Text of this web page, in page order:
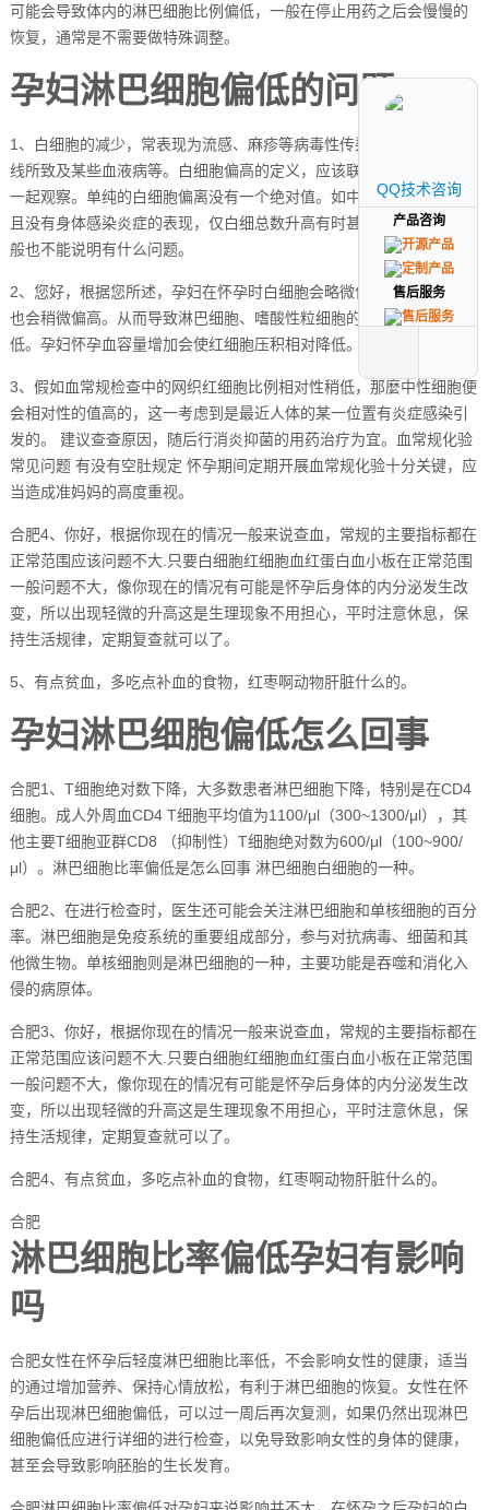
可能会导致体内的淋巴细胞比例偏低，一般在停止用药之后会慢慢的
恢复，通常是不需要做特殊调整。
孕妇淋巴细胞偏低的问题
1、白细胞的减少，常表现为流感、麻疹等病毒性传染病及药物或放射
线所致及某些血液病等。白细胞偏高的定义，应该联系中性粒细胞来
一起观察。单纯的白细胞偏离没有一个绝对值。如中性粒细胞正常，
且没有身体感染炎症的表现，仅白细总数升高有时甚至达20×109/L一
般也不能说明有什么问题。
2、您好，根据您所述，孕妇在怀孕时白细胞会略微偏高，中性粒细胞
也会稍微偏高。从而导致淋巴细胞、嗜酸性粒细胞的百分相对比偏
低。孕妇怀孕血容量增加会使红细胞压积相对降低。
3、假如血常规检查中的网织红细胞比例相对性稍低，那麼中性细胞便
会相对性的值高的，这一考虑到是最近人体的某一位置有炎症感染引
发的。 建议查查原因，随后行消炎抑菌的用药治疗为宜。血常规化验
常见问题 有没有空肚规定 怀孕期间定期开展血常规化验十分关键，应
当造成准妈妈的高度重视。
合肥4、你好，根据你现在的情况一般来说查血，常规的主要指标都在
正常范围应该问题不大.只要白细胞红细胞血红蛋白血小板在正常范围
一般问题不大，像你现在的情况有可能是怀孕后身体的内分泌发生改
变，所以出现轻微的升高这是生理现象不用担心，平时注意休息，保
持生活规律，定期复查就可以了。
5、有点贫血，多吃点补血的食物，红枣啊动物肝脏什么的。
孕妇淋巴细胞偏低怎么回事
合肥1、T细胞绝对数下降，大多数患者淋巴细胞下降，特别是在CD4
细胞。成人外周血CD4 T细胞平均值为1100/μl（300~1300/μl），其
他主要T细胞亚群CD8 （抑制性）T细胞绝对数为600/μl（100~900/
μl）。淋巴细胞比率偏低是怎么回事 淋巴细胞白细胞的一种。
合肥2、在进行检查时，医生还可能会关注淋巴细胞和单核细胞的百分
率。淋巴细胞是免疫系统的重要组成部分，参与对抗病毒、细菌和其
他微生物。单核细胞则是淋巴细胞的一种，主要功能是吞噬和消化入
侵的病原体。
合肥3、你好，根据你现在的情况一般来说查血，常规的主要指标都在
正常范围应该问题不大.只要白细胞红细胞血红蛋白血小板在正常范围
一般问题不大，像你现在的情况有可能是怀孕后身体的内分泌发生改
变，所以出现轻微的升高这是生理现象不用担心，平时注意休息，保
持生活规律，定期复查就可以了。
合肥4、有点贫血，多吃点补血的食物，红枣啊动物肝脏什么的。
合肥
淋巴细胞比率偏低孕妇有影响
吗
合肥女性在怀孕后轻度淋巴细胞比率低，不会影响女性的健康，适当
的通过增加营养、保持心情放松，有利于淋巴细胞的恢复。女性在怀
孕后出现淋巴细胞偏低，可以过一周后再次复测，如果仍然出现淋巴
细胞偏低应进行详细的进行检查，以免导致影响女性的身体的健康，
甚至会导致影响胚胎的生长发育。
QQ技术咨询
产品咨询
售后服务
QQ技术咨询
产品咨询
售后服务